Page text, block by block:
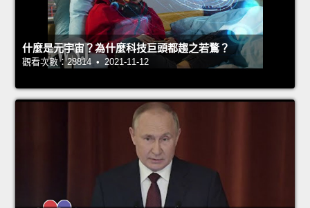
什麼是元宇宙？為什麼科技巨頭都趨之若鶩？
觀看次數：28814 • 2021-11-12